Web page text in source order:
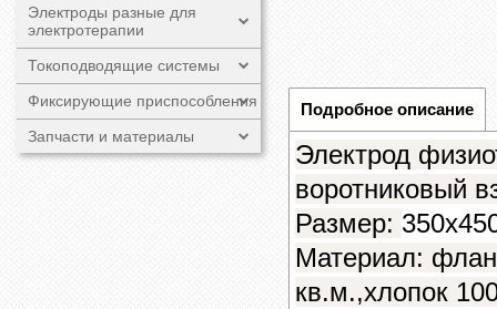
Электроды разные для
электротерапии
Токоподводящие системы
Фиксирующие приспособления
Запчасти и материалы
Подробное описание
Электрод
воротниковый
Размер:
Материал:
кв.м.,хлопок